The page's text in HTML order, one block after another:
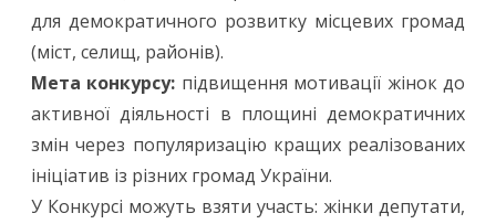
для демократичного розвитку місцевих громад
(міст, селищ, районів).
Мета конкурсу: підвищення мотивації жінок до
активної діяльності в площині демократичних
змін через популяризацію кращих реалізованих
ініціатив із різних громад України.
У Конкурсі можуть взяти участь: жінки депутати,